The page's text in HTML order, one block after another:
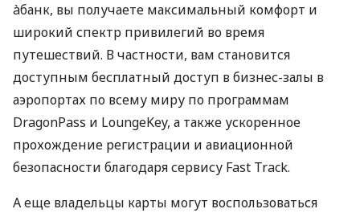
àбанк, вы получаете максимальный комфорт и
широкий спектр привилегий во время
путешествий. В частности, вам становится
доступным бесплатный доступ в бизнес-залы в
аэропортах по всему миру по программам
DragonPass и LoungeKey, а также ускоренное
прохождение регистрации и авиационной
безопасности благодаря сервису Fast Track.
А еще владельцы карты могут воспользоваться